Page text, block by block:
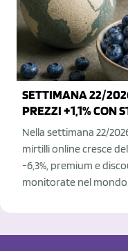
SETTIMANA 22/
PREZZI +1,1% CON
Nella settimana 22/
mirtilli online cresce
-6,3%, premium e
monitorate nel mondo.